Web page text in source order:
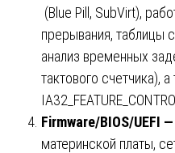
(Blue Pill, SubVirt),
прерывания, таблицы
анализ временных
тактового счетчика),
Firmware/BIOS/UEFI
материнской платы,